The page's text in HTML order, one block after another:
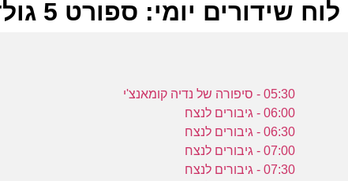
לוח שידורים יומי: ספורט 5 גולד 22-06-2024
05:30 - סיפורה של נדיה קומאנצ'י
06:00 - גיבורים לנצח
06:30 - גיבורים לנצח
07:00 - גיבורים לנצח
07:30 - גיבורים לנצח